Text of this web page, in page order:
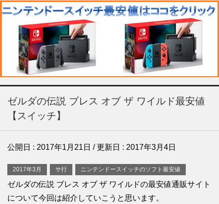
ゼルダの伝説 ブレス オブ ザ ワイルド最安値
【スイッチ】
公開日 : 2017年1月21日 / 更新日 : 2017年3月4日
2017年3月 サ行 ニンテンドースイッチのソフト最安値
ゼルダの伝説 ブレス オブ ザ ワイルドの最安値通販サイト
について今回は紹介していこうと思います。